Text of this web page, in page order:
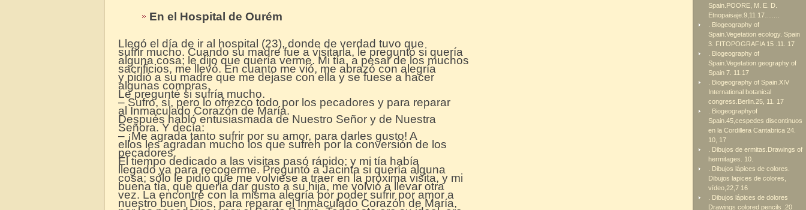
En el Hospital de Ourém
Llegó el día de ir al hospital (23), donde de verdad tuvo que
sufrir mucho. Cuando su madre fue a visitarla, le preguntó si quería
alguna cosa; le dijo que quería verme. Mi tía, a pesar de los muchos
sacrificios, me llevó. En cuanto me vió, me abrazó con alegría
y pidió a su madre que me dejase con ella y se fuese a hacer
algunas compras.
Le pregunté si sufría mucho.
– Sufro, sí, pero lo ofrezco todo por los pecadores y para reparar
al Inmaculado Corazón de María.
Después habló entusiasmada de Nuestro Señor y de Nuestra
Señora. Y decía:
– ¡Me agrada tanto sufrir por su amor, para darles gusto! A
ellos les agradan mucho los que sufren por la conversión de los
pecadores.
El tiempo dedicado a las visitas pasó rápido; y mi tía había
llegado ya para recogerme. Preguntó a Jacinta si quería alguna
cosa; sólo le pidió que me volviese a traer en la próxima visita, y mi
buena tía, que quería dar gusto a su hija, me volvió a llevar otra
vez. La encontré con la misma alegría por poder sufrir por amor a
nuestro buen Dios, para reparar el Inmaculado Corazón de María,
Spain.POORE, M. E. D.
Etnopaisaje.9,11 17…….
. Biogeography of
Spain.Vegetation ecology. Spain
3. FITOPOGRAFIA 15 .11. 17
. Biogeography of
Spain.Vegetation geography of
Spain 7. 11.17
. Biogeography of Spain.XIV
International botanical
congress.Berlin.25, 11. 17
. Biogeographyof
Spain.45,cespedes discontinuos
en la Cordillera Cantabrica 24.
10, 17
. Dibujos de ermitas.Drawings of
hermitages. 10.
. Dibujos lápices de colores.
Dibujos lapices de colores,
vídeo,22,7 16
. Dibujos lápices de dolores
Drawings colored pencils .20